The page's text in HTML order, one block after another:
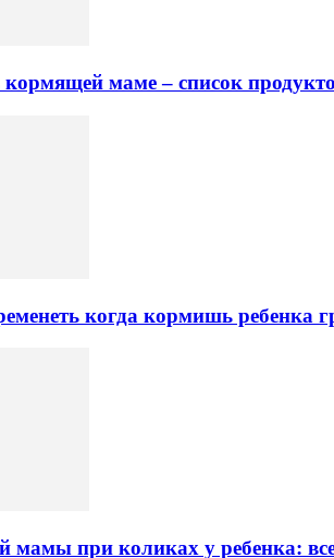
кормящей маме – список
когда кормишь ребенка
мамы при коликах у ребенка: